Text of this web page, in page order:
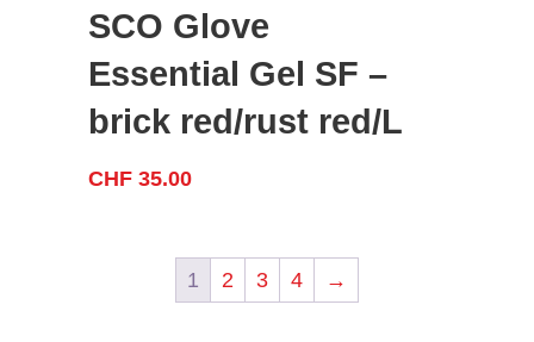
SCO Glove
Essential Gel SF –
brick red/rust red/L
CHF 35.00
1 2 3 4 →